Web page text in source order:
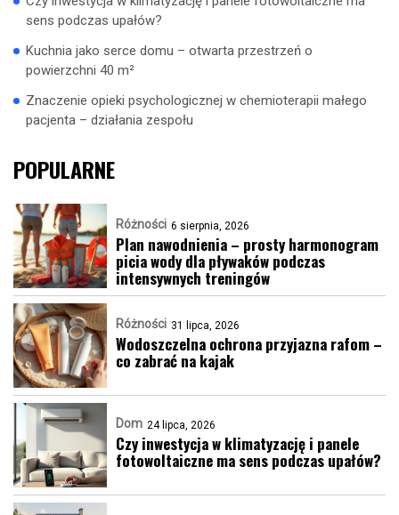
sens podczas upałów?
Kuchnia jako serce domu – otwarta przestrzeń o
powierzchni 40 m²
Znaczenie opieki psychologicznej w chemioterapii małego
pacjenta – działania zespołu
POPULARNE
Różności 6 sierpnia, 2026
Plan nawodnienia – prosty harmonogram
picia wody dla pływaków podczas
intensywnych treningów
Różności 31 lipca, 2026
Wodoszczelna ochrona przyjazna rafom –
co zabrać na kajak
Dom 24 lipca, 2026
Czy inwestycja w klimatyzację i panele
fotowoltaiczne ma sens podczas upałów?